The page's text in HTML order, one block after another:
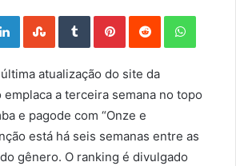
LinkedIn StumbleUpon Tumblr Pinterest Reddit
atualização do site da
a terceira semana no topo
e pagode com “Onze e
está há seis semanas entre as
gênero. O ranking é divulgado